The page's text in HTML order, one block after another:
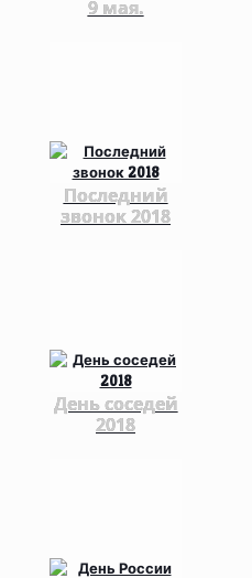
9 мая.
Последний
звонок 2018
День соседей
2018